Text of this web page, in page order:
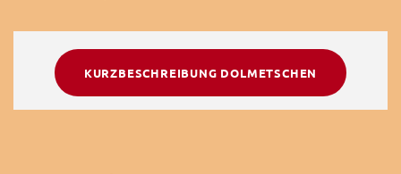
KURZBESCHREIBUNG DOLMETSCHEN